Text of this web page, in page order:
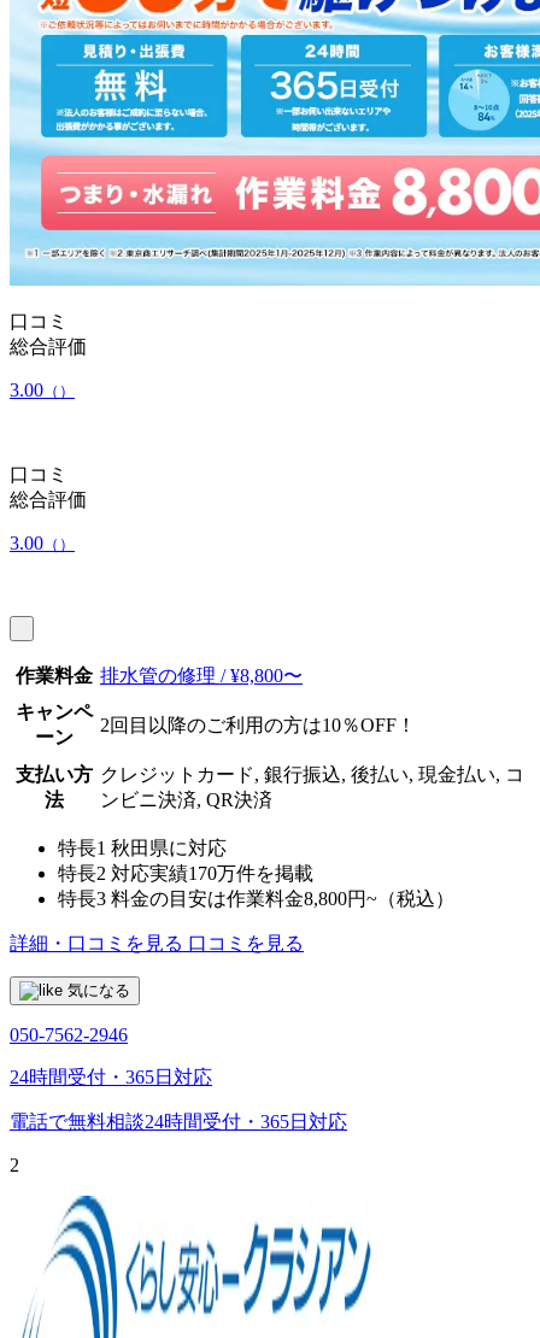
口コミ
総合評価
3.00 （）
口コミ
総合評価
3.00 （）
作業料金 排水管の修理 / ¥8,800〜
キャンペ
ーン
2回目以降のご利用の方は10％OFF！
支払い方
法
クレジットカード, 銀行振込, 後払い, 現金払い, コ
ンビニ決済, QR決済
特長1 秋田県に対応
特長2 対応実績170万件を掲載
特長3 料金の目安は作業料金8,800円~（税込）
詳細・口コミを見る 口コミを見る
気になる
050-7562-2946
24時間受付・365日対応
電話で無料相談24時間受付・365日対応
2